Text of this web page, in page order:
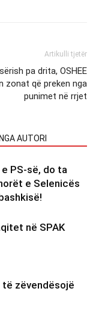
Artikulli tjetër
pa drita, OSHEE
zonat që preken nga
punimet në rrjet
AUTORI
PS-së, do ta
e Selenicës
në SPAK
të zëvendësojë